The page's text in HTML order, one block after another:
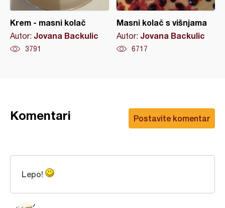
Krem - masni kolač
Autor: Jovana Backulic
3791
Masni kolač s višnjama
Autor: Jovana Backulic
6717
Postavite komentar
Komentari
Lepo!